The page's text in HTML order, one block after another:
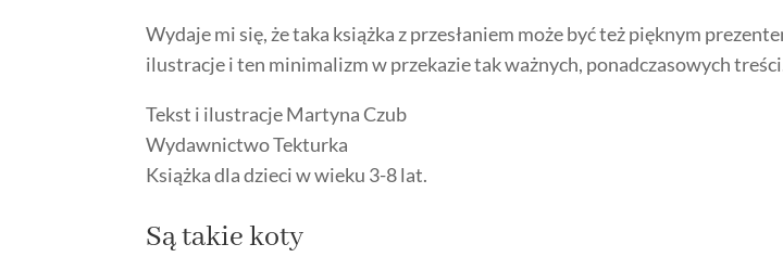
Wydaje mi się, że taka książka z przesłaniem może być też pięknym
ilustracje i ten minimalizm w przekazie tak ważnych, ponadczasowych
Tekst i ilustracje Martyna Czub
Wydawnictwo Tekturka
Książka dla dzieci w wieku 3-8 lat.
Są takie koty